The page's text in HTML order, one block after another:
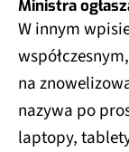
Ministra
W innym
na
nazywa po
laptopy,